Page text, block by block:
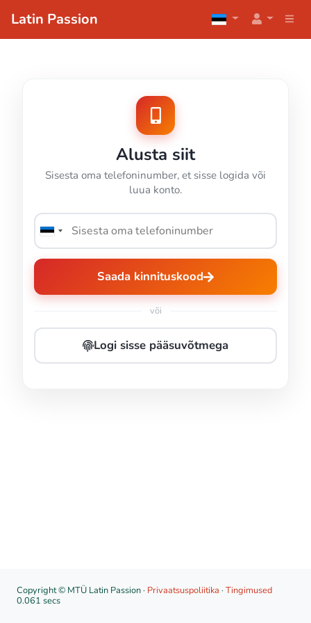
Latin Passion
Alusta siit
Sisesta oma telefoninumber, et sisse logida või
luua konto.
Saada kinnituskood
või
Logi sisse pääsuvõtmega
Copyright © MTÜ Latin Passion · Privaatsuspoliitika · Tingimused
0.061 secs